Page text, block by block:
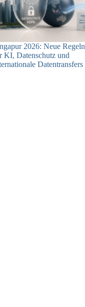
2026: Neue Regeln
KI, Datenschutz und
Datentransfers